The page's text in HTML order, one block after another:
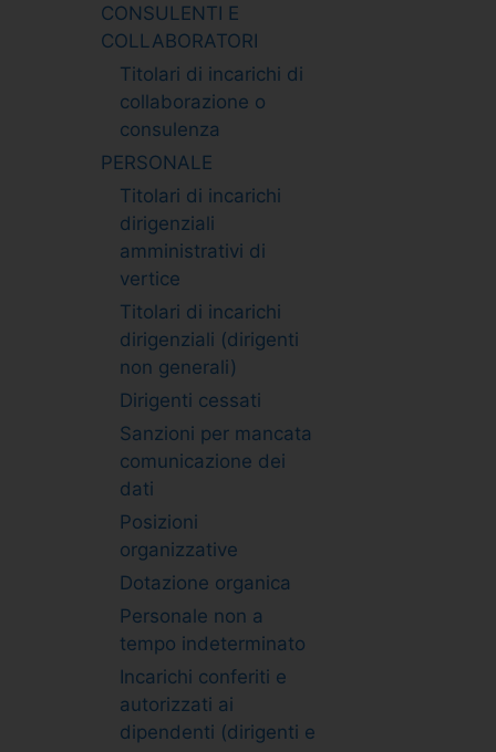
CONSULENTI E
COLLABORATORI
Titolari di incarichi di
collaborazione o
consulenza
PERSONALE
Titolari di incarichi
dirigenziali
amministrativi di
vertice
Titolari di incarichi
dirigenziali (dirigenti
non generali)
Dirigenti cessati
Sanzioni per mancata
comunicazione dei
dati
Posizioni
organizzative
Dotazione organica
Personale non a
tempo indeterminato
Incarichi conferiti e
autorizzati ai
dipendenti (dirigenti e